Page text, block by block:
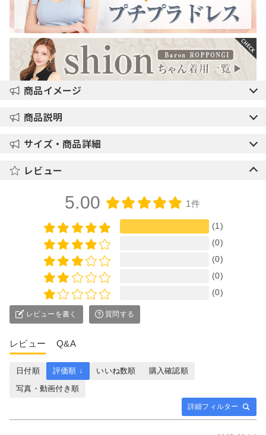
商品イメージ
商品説明
サイズ・商品詳細
レビュー
5.00 1件
(1)
(0)
(0)
(0)
(0)
レビューを書く 質問する
レビュー Q&A
詳細フィルター
日付順 評価順 ↓ いいね数順
購入確認順
写真・動画付き順